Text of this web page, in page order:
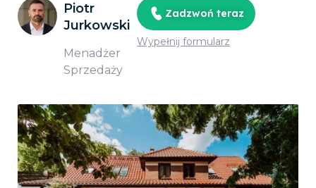
Piotr
Jurkowski
Menadżer
Sprzedaży
Zadzwoń teraz
Wypełnij formularz